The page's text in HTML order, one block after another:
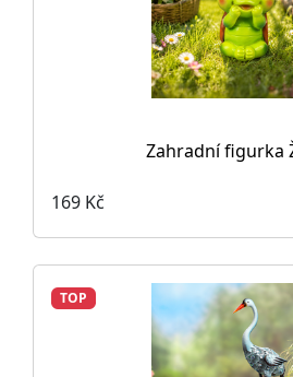
Zahradní figurka
169 Kč
TOP